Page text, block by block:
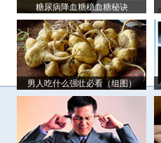
糖尿病降血糖稳血糖秘诀
男人吃什么强壮必看（组图）